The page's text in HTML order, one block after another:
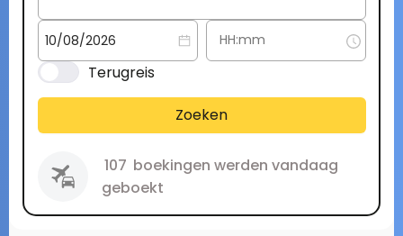
Terugreis
Zoeken
107 boekingen werden vandaag
geboekt